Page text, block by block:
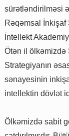
sürətləndirilməsi
Rəqəmsal İnkişaf
İntellekt
Ötən il ölkəmizdə
Strategiyanın
sənayesinin
intellektin dövlət
Ölkəmizdə sabit